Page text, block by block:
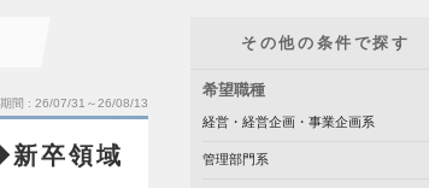
間 26/07/31～26/08/13
新卒領域
その他の条件で探す
希望職種
経営・経営企画・事業企画系
管理部門系